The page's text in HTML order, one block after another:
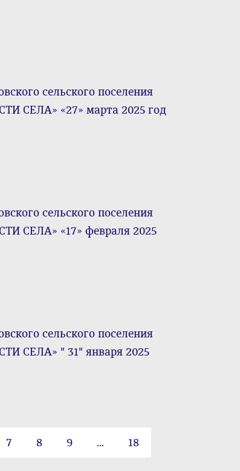
сельского поселения
СЕЛА» «27» марта 2025 год
сельского поселения
СЕЛА» «17» февраля 2025
сельского поселения
СЕЛА» " 31" января 2025
7 8 9 ... 18